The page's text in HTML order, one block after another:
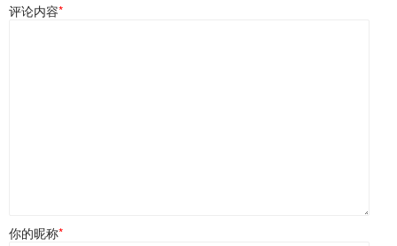
评论内容*
你的昵称*